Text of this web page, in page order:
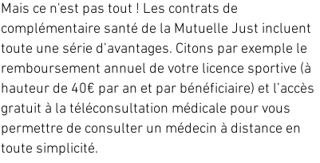
Mais ce n'est pas tout ! Les contrats de
complémentaire santé de la Mutuelle Just incluent
toute une série d’avantages. Citons par exemple le
remboursement annuel de votre licence sportive (à
hauteur de 40€ par an et par bénéficiaire) et l’accès
gratuit à la téléconsultation médicale pour vous
permettre de consulter un médecin à distance en
toute simplicité.